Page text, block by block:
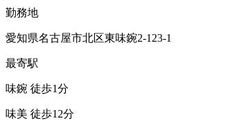
勤務地
愛知県名古屋市北区東味鋺2-123-1
最寄駅
味鋺 徒歩1分
味美 徒歩12分